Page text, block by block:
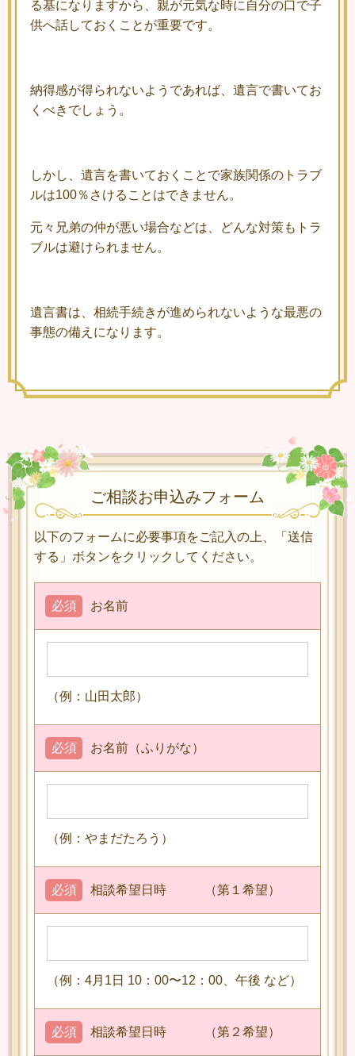
る基になりますから、親が元気な時に自分の口で子
供へ話しておくことが重要です。
納得感が得られないようであれば、遺言で書いてお
くべきでしょう。
しかし、遺言を書いておくことで家族関係のトラブ
ルは100％さけることはできません。
元々兄弟の仲が悪い場合などは、どんな対策もトラ
ブルは避けられません。
遺言書は、相続手続きが進められないような最悪の
事態の備えになります。
ご相談お申込みフォーム
以下のフォームに必要事項をご記入の上、「送信
する」ボタンをクリックしてください。
お名前
必須
（例：山田太郎）
お名前（ふりがな）
必須
（例：やまだたろう）
相談希望日時 （第１希望）
必須
（例：4月1日 10：00〜12：00、午後 など）
相談希望日時 （第２希望）
必須